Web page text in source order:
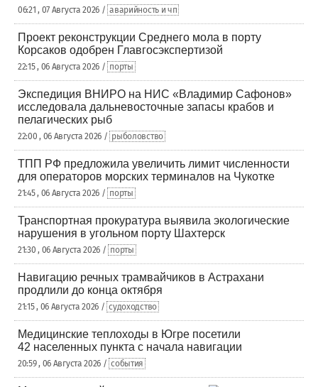
06:21 , 07 Августа 2026 / аварийность и чп
Проект реконструкции Среднего мола в порту
Корсаков одобрен Главгосэкспертизой
22:15 , 06 Августа 2026 / порты
Экспедиция ВНИРО на НИС «Владимир Сафонов»
исследовала дальневосточные запасы крабов и
пелагических рыб
22:00 , 06 Августа 2026 / рыболовство
ТПП РФ предложила увеличить лимит численности
для операторов морских терминалов на Чукотке
21:45 , 06 Августа 2026 / порты
Транспортная прокуратура выявила экологические
нарушения в угольном порту Шахтерск
21:30 , 06 Августа 2026 / порты
Навигацию речных трамвайчиков в Астрахани
продлили до конца октября
21:15 , 06 Августа 2026 / судоходство
Медицинские теплоходы в Югре посетили
42 населенных пункта с начала навигации
20:59 , 06 Августа 2026 / события